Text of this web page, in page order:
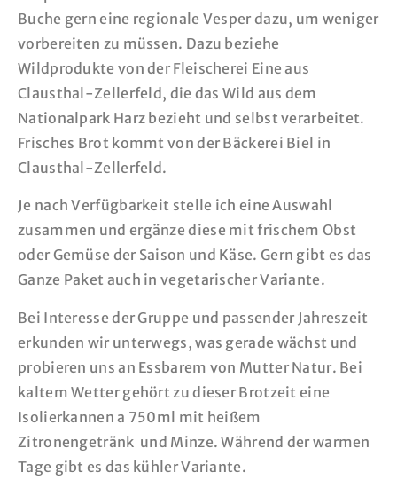
Buche gern eine regionale Vesper dazu, um weniger
vorbereiten zu müssen. Dazu beziehe
Wildprodukte von der Fleischerei Eine aus
Clausthal-Zellerfeld, die das Wild aus dem
Nationalpark Harz bezieht und selbst verarbeitet.
Frisches Brot kommt von der Bäckerei Biel in
Clausthal-Zellerfeld.
Je nach Verfügbarkeit stelle ich eine Auswahl
zusammen und ergänze diese mit frischem Obst
oder Gemüse der Saison und Käse. Gern gibt es das
Ganze Paket auch in vegetarischer Variante.
Bei Interesse der Gruppe und passender Jahreszeit
erkunden wir unterwegs, was gerade wächst und
probieren uns an Essbarem von Mutter Natur. Bei
kaltem Wetter gehört zu dieser Brotzeit eine
Isolierkannen a 750ml mit heißem
Zitronengetränk und Minze. Während der warmen
Tage gibt es das kühler Variante.